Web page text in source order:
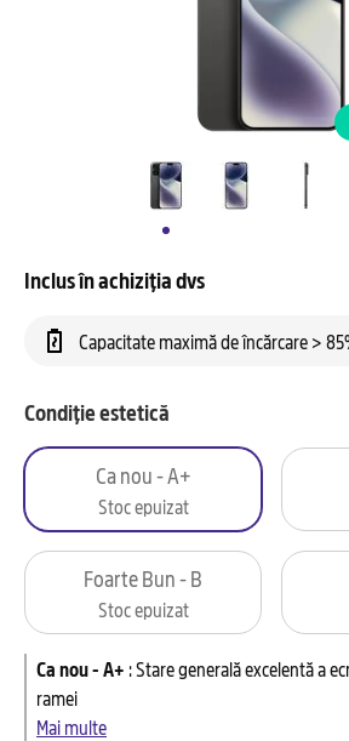
Inclus în achiziția dvs
Capacitate maximă de încărcare >
Condiție estetică
Ca nou - A+
Stoc epuizat
Foarte Bun - B
Stoc epuizat
Ca nou - A+ :Stare generală excelentă a
ramei
Mai multe